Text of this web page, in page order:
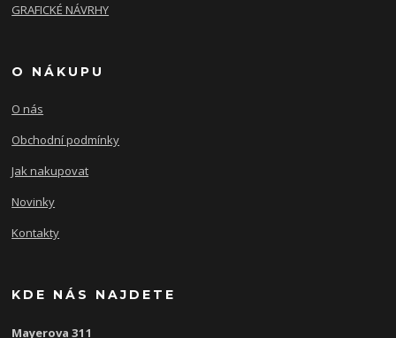
GRAFICKÉ NÁVRHY
O NÁKUPU
O nás
Obchodní podmínky
Jak nakupovat
Novinky
Kontakty
KDE NÁS NAJDETE
Mayerova 311